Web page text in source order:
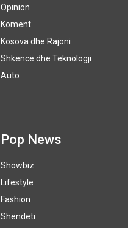
Opinion
Koment
Kosova dhe Rajoni
Shkencë dhe Teknologji
Auto
Pop News
Showbiz
Lifestyle
Fashion
Shëndeti